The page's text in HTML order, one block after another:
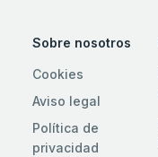
Sobre nosotros
Cookies
Aviso legal
Política de
privacidad